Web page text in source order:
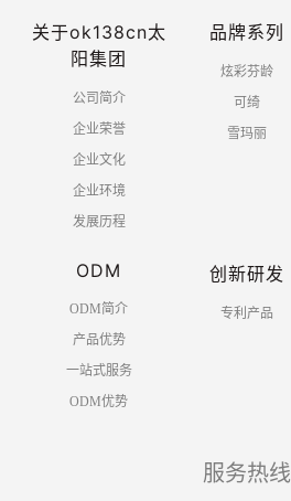
关于ok138cn太
阳集团
公司简介
企业荣誉
企业文化
企业环境
发展历程
品牌系列
炫彩芬龄
可绮
雪玛丽
ODM
ODM简介
产品优势
一站式服务
ODM优势
创新研发
专利产品
服务热线